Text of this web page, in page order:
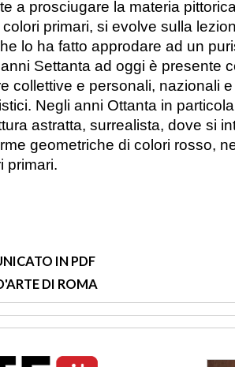
a prosciugare la materia
primari, si evolve sulla
lo ha fatto approdare ad un
Settanta ad oggi è presente
collettive e personali, nazionali
Negli anni Ottanta in
astratta, surrealista, dove si
geometriche di colori rosso,
primari.
IN PDF
DI ROMA